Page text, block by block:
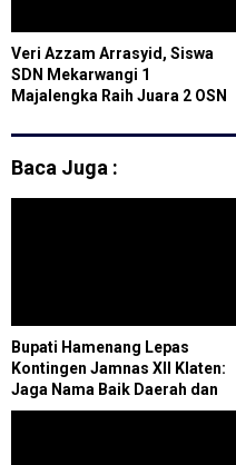
Veri Azzam Arrasyid, Siswa
SDN Mekarwangi 1
Majalengka Raih Juara 2 OSN
Baca Juga :
Bupati Hamenang Lepas
Kontingen Jamnas XII Klaten:
Jaga Nama Baik Daerah dan
Tunjukkan Karakter Pramuka